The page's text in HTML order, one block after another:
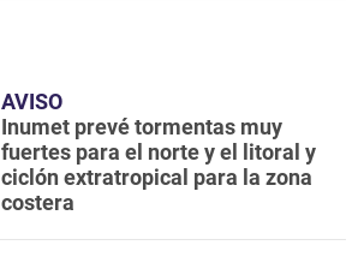
AVISO
Inumet prevé tormentas muy
fuertes para el norte y el litoral y
ciclón extratropical para la zona
costera